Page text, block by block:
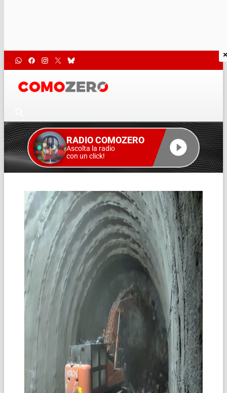
RADIO COMOZERO
Ascolta la radio
con un click!